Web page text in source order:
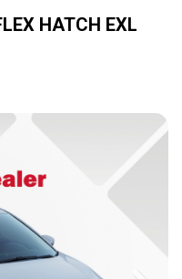
HATCH EXL